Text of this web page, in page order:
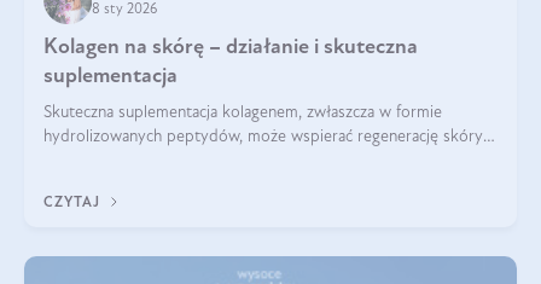
8 sty 2026
Kolagen na skórę – działanie i skuteczna
suplementacja
Skuteczna suplementacja kolagenem, zwłaszcza w formie
hydrolizowanych peptydów, może wspierać regenerację skóry i
CZYTAJ